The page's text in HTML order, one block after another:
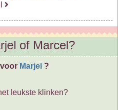
of Marcel?
Marjel ?
leukste klinken?